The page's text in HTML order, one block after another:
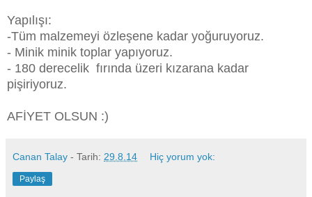
Yapılışı:
-Tüm malzemeyi özleşene kadar yoğuruyoruz.
- Minik minik toplar yapıyoruz.
- 180 derecelik fırında üzeri kızarana kadar
pişiriyoruz.
AFİYET OLSUN :)
Canan Talay - Tarih: 29.8.14 Hiç yorum yok:
Paylaş